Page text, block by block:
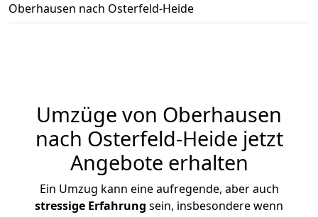
Oberhausen nach Osterfeld-Heide
Umzüge von Oberhausen
nach Osterfeld-Heide jetzt
Angebote erhalten
Ein Umzug kann eine aufregende, aber auch
stressige Erfahrung sein, insbesondere wenn